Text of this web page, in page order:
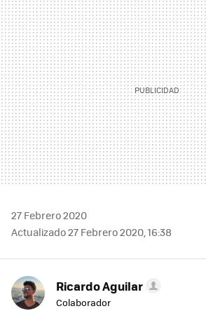
MAIL
27 Febrero 2020
Actualizado 27 Febrero 2020, 16:38
Ricardo Aguilar
Colaborador